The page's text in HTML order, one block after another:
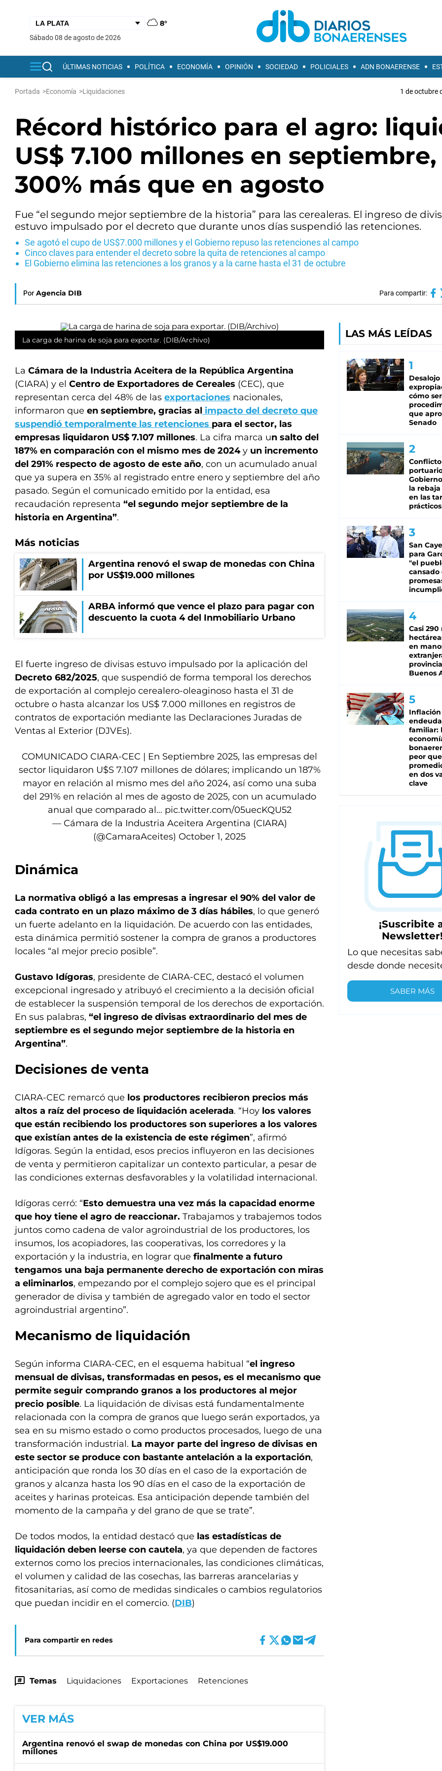
8°
sábado 08 de agosto de 2026
ÚLTIMAS NOTICIAS POLÍTICA ECONOMÍA OPINIÓN SOCIEDAD POLICIALES ADN BONAERENSE
Portada >Economía >Liquidaciones 1 de octubre
Récord histórico para el agro:
US$ 7.100 millones en septiembre,
300% más que en agosto
Fue “el segundo mejor septiembre de la historia” para las cerealeras. El ingreso de
estuvo impulsado por el decreto que durante unos días suspendió las retenciones.
Se agotó el cupo de US$7.000 millones y el Gobierno repuso las retenciones al campo
Cinco claves para entender el decreto sobre la quita de retenciones al campo
El Gobierno elimina las retenciones a los granos y a la carne hasta el 31 de octubre
Por Agencia DIB Para compartir:
La carga de harina de soja para exportar. (DIB/Archivo)
La Cámara de la Industria Aceitera de la República Argentina
(CIARA) y el Centro de Exportadores de Cereales (CEC), que
representan cerca del 48% de las exportaciones nacionales,
informaron que en septiembre, gracias al impacto del decreto que
suspendió temporalmente las retenciones para el sector, las
empresas liquidaron US$ 7.107 millones. La cifra marca un salto del
187% en comparación con el mismo mes de 2024y un incremento
del 291% respecto de agosto de este año, con un acumulado anual
que ya supera en 35% al registrado entre enero y septiembre del año
pasado. Según el comunicado emitido por la entidad, esa
recaudación representa “el segundo mejor septiembre de la
historia en Argentina”.
Más noticias
Argentina renovó el swap de monedas con China
por US$19.000 millones
ARBA informó que vence el plazo para pagar con
descuento la cuota 4 del Inmobiliario Urbano
El fuerte ingreso de divisas estuvo impulsado por la aplicación del
Decreto 682/2025, que suspendió de forma temporal los derechos
de exportación al complejo cerealero-oleaginoso hasta el 31 de
octubre o hasta alcanzar los US$ 7.000 millones en registros de
contratos de exportación mediante las Declaraciones Juradas de
Ventas al Exterior (DJVEs).
COMUNICADO CIARA-CEC | En Septiembre 2025, las empresas del
sector liquidaron U$S 7.107 millones de dólares; implicando un 187%
mayor en relación al mismo mes del año 2024, así como una suba
del 291% en relación al mes de agosto de 2025, con un acumulado
anual que comparado al… pic.twitter.com/05uecKQU52
— Cámara de la Industria Aceitera Argentina (CIARA)
(@CamaraAceites) October 1, 2025
Dinámica
La normativa obligó a las empresas a ingresar el 90% del valor de
cada contrato en un plazo máximo de 3 días hábiles, lo que generó
un fuerte adelanto en la liquidación. De acuerdo con las entidades,
esta dinámica permitió sostener la compra de granos a productores
locales “al mejor precio posible”.
Gustavo Idígoras, presidente de CIARA-CEC, destacó el volumen
excepcional ingresado y atribuyó el crecimiento a la decisión oficial
de establecer la suspensión temporal de los derechos de exportación.
En sus palabras, “el ingreso de divisas extraordinario del mes de
septiembre es el segundo mejor septiembre de la historia en
Argentina”.
Decisiones de venta
CIARA-CEC remarcó que los productores recibieron precios más
altos a raíz del proceso de liquidación acelerada. “Hoy los valores
que están recibiendo los productores son superiores a los valores
que existían antes de la existencia de este régimen”, afirmó
Idígoras. Según la entidad, esos precios influyeron en las decisiones
de venta y permitieron capitalizar un contexto particular, a pesar de
las condiciones externas desfavorables y la volatilidad internacional.
Idígoras cerró: “Esto demuestra una vez más la capacidad enorme
que hoy tiene el agro de reaccionar. Trabajamos y trabajemos todos
juntos como cadena de valor agroindustrial de los productores, los
insumos, los acopiadores, las cooperativas, los corredores y la
exportación y la industria, en lograr que finalmente a futuro
tengamos una baja permanente derecho de exportación con miras
a eliminarlos, empezando por el complejo sojero que es el principal
generador de divisa y también de agregado valor en todo el sector
agroindustrial argentino”.
Mecanismo de liquidación
Según informa CIARA-CEC, en el esquema habitual “el ingreso
mensual de divisas, transformadas en pesos, es el mecanismo que
permite seguir comprando granos a los productores al mejor
precio posible. La liquidación de divisas está fundamentalmente
relacionada con la compra de granos que luego serán exportados, ya
sea en su mismo estado o como productos procesados, luego de una
transformación industrial. La mayor parte del ingreso de divisas en
este sector se produce con bastante antelación a la exportación,
anticipación que ronda los 30 días en el caso de la exportación de
granos y alcanza hasta los 90 días en el caso de la exportación de
aceites y harinas proteicas. Esa anticipación depende también del
momento de la campaña y del grano de que se trate”.
De todos modos, la entidad destacó que las estadísticas de
liquidación deben leerse con cautela, ya que dependen de factores
externos como los precios internacionales, las condiciones climáticas,
el volumen y calidad de las cosechas, las barreras arancelarias y
fitosanitarias, así como de medidas sindicales o cambios regulatorios
que puedan incidir en el comercio. (DIB)
Para compartir en redes
Temas Liquidaciones Exportaciones Retenciones
VER MÁS
Argentina renovó el swap de monedas con China por US$19.000
millones
LAS MÁS LEÍDAS
cómo
que
Senado
Conflicto
la rebaja
en las
prácticos
San
para
"el
cansado
Casi 290
en
Buenos
Inflación
familiar:
peor
en dos
clave
¡Suscribite
Newsletter!
Lo que necesitas
desde donde
SABER MÁS